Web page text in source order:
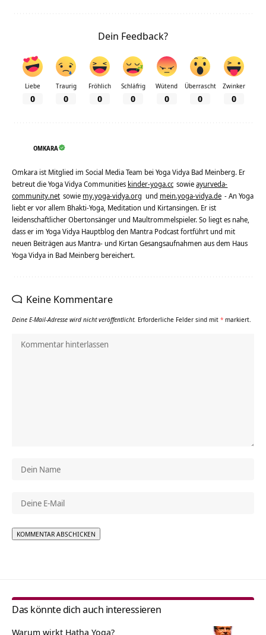
Dein Feedback?
Liebe
0
Traurig
0
Fröhlich
0
Schläfrig
0
Wütend
0
Überrascht
0
Zwinker
0
OMKARA
Omkara ist Mitglied im Social Media Team bei Yoga Vidya Bad Meinberg. Er
betreut die Yoga Vidya Communities kinder-yoga.cc sowieayurveda-
community.net sowie my.yoga-vidya.org und mein.yoga-vidya.de - An Yoga
liebt er vor allem Bhakti-Yoga, Meditation und Kirtansingen. Er ist
leidenschaftlicher Obertonsänger und Maultrommelspieler. So liegt es nahe,
dass er im Yoga Vidya Hauptblog den Mantra Podcast fortführt und mit
neuen Beiträgen aus Mantra- und Kirtan Gesangsaufnahmen aus dem Haus
Yoga Vidya in Bad Meinberg bereichert.
Keine Kommentare
Deine E-Mail-Adresse wird nicht veröffentlicht. Erforderliche Felder sind mit * markiert.
Das könnte dich auch interessieren
Warum wirkt Hatha Yoga?